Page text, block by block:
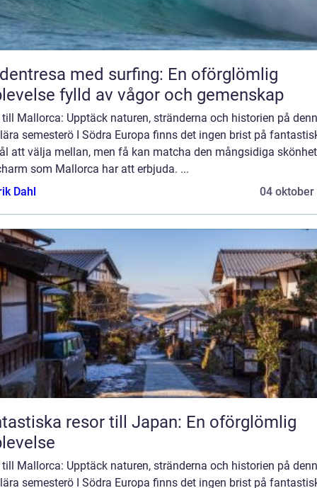
med surfing: En oförglömlig
fylld av vågor och gemenskap
till Mallorca: Upptäck naturen, stränderna och historien på
semesterö I Södra Europa finns det ingen brist på
att välja mellan, men få kan matcha den mångsidiga
som Mallorca har att erbjuda. ...
Dahl
04 oktober
resor till Japan: En oförglömlig
till Mallorca: Upptäck naturen, stränderna och historien på
semesterö I Södra Europa finns det ingen brist på